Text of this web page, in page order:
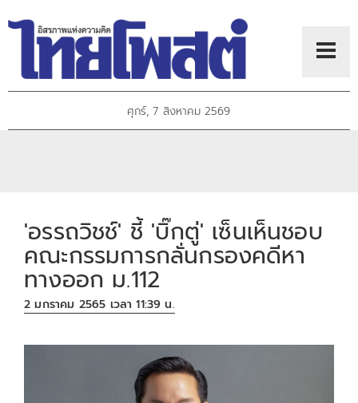
ศุกร์, 7 สิงหาคม 2569
'อรรถวิชช์' ชี้ 'บิ๊กตู่' เซ็นเห็นชอบ
คณะกรรมการกลั่นกรองคดีหา
ทางออก ม.112
2 มกราคม 2565 เวลา 11:39 น.